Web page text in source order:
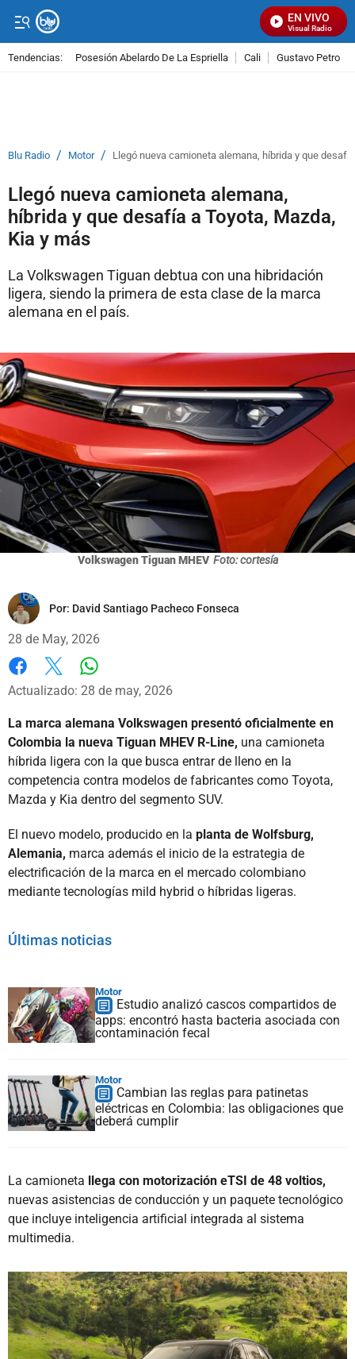
EN VIVO
Señal Visual Radio
Tendencias: Posesión Abelardo De La Espriella Cali Gustavo Petro
Blu Radio / Motor / Llegó nueva camioneta alemana, híbrida y que
Llegó nueva camioneta alemana,
híbrida y que desafía a Toyota, Mazda,
Kia y más
La Volkswagen Tiguan debtua con una hibridación
ligera, siendo la primera de esta clase de la marca
alemana en el país.
Volkswagen Tiguan MHEV Foto: cortesía
Por: David Santiago Pacheco Fonseca
28 de May, 2026
Facebook
X
Actualizado: 28 de may, 2026
La marca alemana Volkswagen presentó oficialmente en
Colombia la nueva Tiguan MHEV R-Line, una camioneta
híbrida ligera con la que busca entrar de lleno en la
competencia contra modelos de fabricantes como Toyota,
Mazda y Kia dentro del segmento SUV.
El nuevo modelo, producido en la planta de Wolfsburg,
Alemania, marca además el inicio de la estrategia de
electrificación de la marca en el mercado colombiano
mediante tecnologías mild hybrid o híbridas ligeras.
Últimas noticias
Motor
Estudio analizó cascos compartidos de
apps: encontró hasta bacteria asociada con
contaminación fecal
Motor
Cambian las reglas para patinetas
eléctricas en Colombia: las obligaciones que
deberá cumplir
La camioneta llega con motorización eTSI de 48 voltios,
nuevas asistencias de conducción y un paquete tecnológico
que incluye inteligencia artificial integrada al sistema
multimedia.